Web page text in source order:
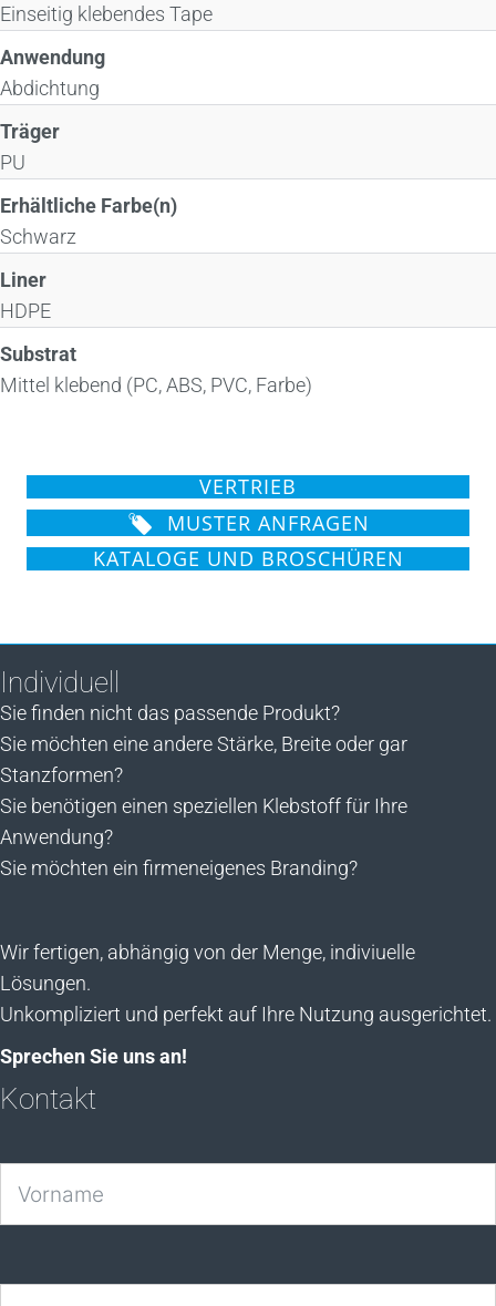
Einseitig klebendes Tape
Anwendung
Abdichtung
Träger
PU
Erhältliche Farbe(n)
Schwarz
Liner
HDPE
Substrat
Mittel klebend (PC, ABS, PVC, Farbe)
VERTRIEB
MUSTER ANFRAGEN
KATALOGE UND BROSCHÜREN
Individuell
Sie finden nicht das passende Produkt?
Sie möchten eine andere Stärke, Breite oder gar
Stanzformen?
Sie benötigen einen speziellen Klebstoff für Ihre
Anwendung?
Sie möchten ein firmeneigenes Branding?
Wir fertigen, abhängig von der Menge, indiviuelle
Lösungen.
Unkompliziert und perfekt auf Ihre Nutzung ausgerichtet.
Sprechen Sie uns an!
Kontakt